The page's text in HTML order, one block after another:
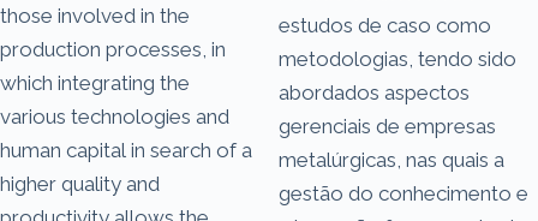
those involved in the
production processes, in
which integrating the
various technologies and
human capital in search of a
higher quality and
estudos de caso como
metodologias, tendo sido
abordados aspectos
gerenciais de empresas
metalúrgicas, nas quais a
gestão do conhecimento e